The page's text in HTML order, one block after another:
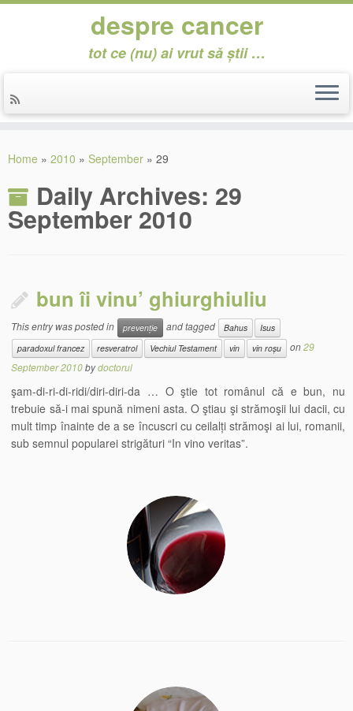
despre cancer
tot ce (nu) ai vrut să știi …
Home » 2010 » September » 29
Daily Archives: 29
September 2010
bun îi vinu’ ghiurghiuliu
This entry was posted in prevenție and tagged Bahus
Isus
paradoxul francez
resveratrol Vechiul Testament vin vin roșu on29
September 2010bydoctorul
şam-di-ri-di-ridi/diri-diri-da … O ştie tot românul că e bun, nu
trebuie să-i mai spună nimeni asta. O ştiau şi strămoşii lui dacii, cu
mult timp înainte de a se încuscri cu ceilalți strămoşi ai lui, romanii,
sub semnul popularei strigături “In vino veritas”.